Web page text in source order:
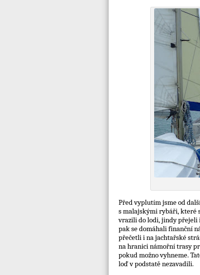
Před vyplutím jsme od
s malajskými rybáři, které
vrazili do lodi, jindy přejeli
pak se domáhali finanční
přečetli i na jachtařské
na hranici námořní trasy
pokud možno vyhneme.
loď v podstatě nezavadili.